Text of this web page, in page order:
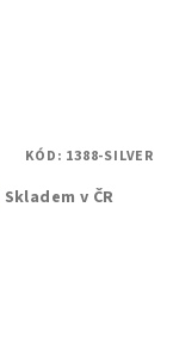
Skladem v ČR
KÓD: 1388-SILVER